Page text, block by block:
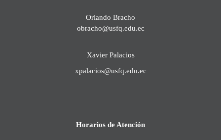
Orlando Bracho
obracho@usfq.edu.ec
Xavier Palacios
xpalacios@usfq.edu.ec
Horarios de Atención